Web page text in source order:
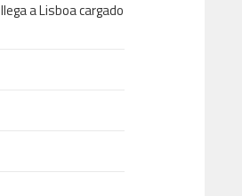
a Lisboa cargado